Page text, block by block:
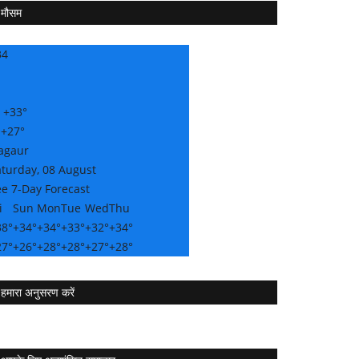
मौसम
+33°
+27°
08 August
7-Day Forecast
Sun MonTue WedThu
+34°+34°+33°+32°+34°
+26°+28°+28°+27°+28°
हमारा अनुसरण करें